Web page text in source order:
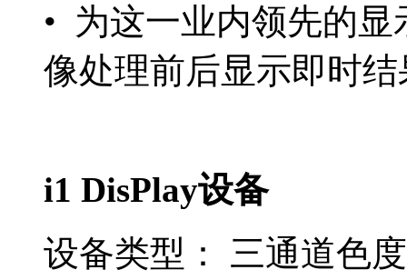
• 为这一业内领先的
像处理前后显示即时结
i1 DisPlay设备
设备类型： 三通道色